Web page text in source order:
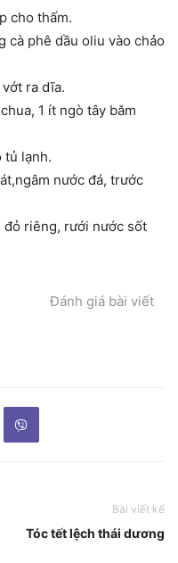
cho thấm.
cà phê dầu oliu vào chảo
ra dĩa.
1 ít ngò tây băm
tủ lạnh.
nước đá, trước
đỏ riêng, rưới nước sốt
Đánh giá bài viết
Bài viết kế
Tóc tết lệch thái dương